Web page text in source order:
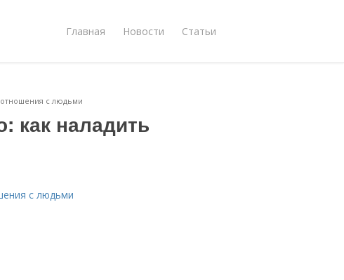
Главная Новости Статьи
отношения с людьми
как наладить
с людьми